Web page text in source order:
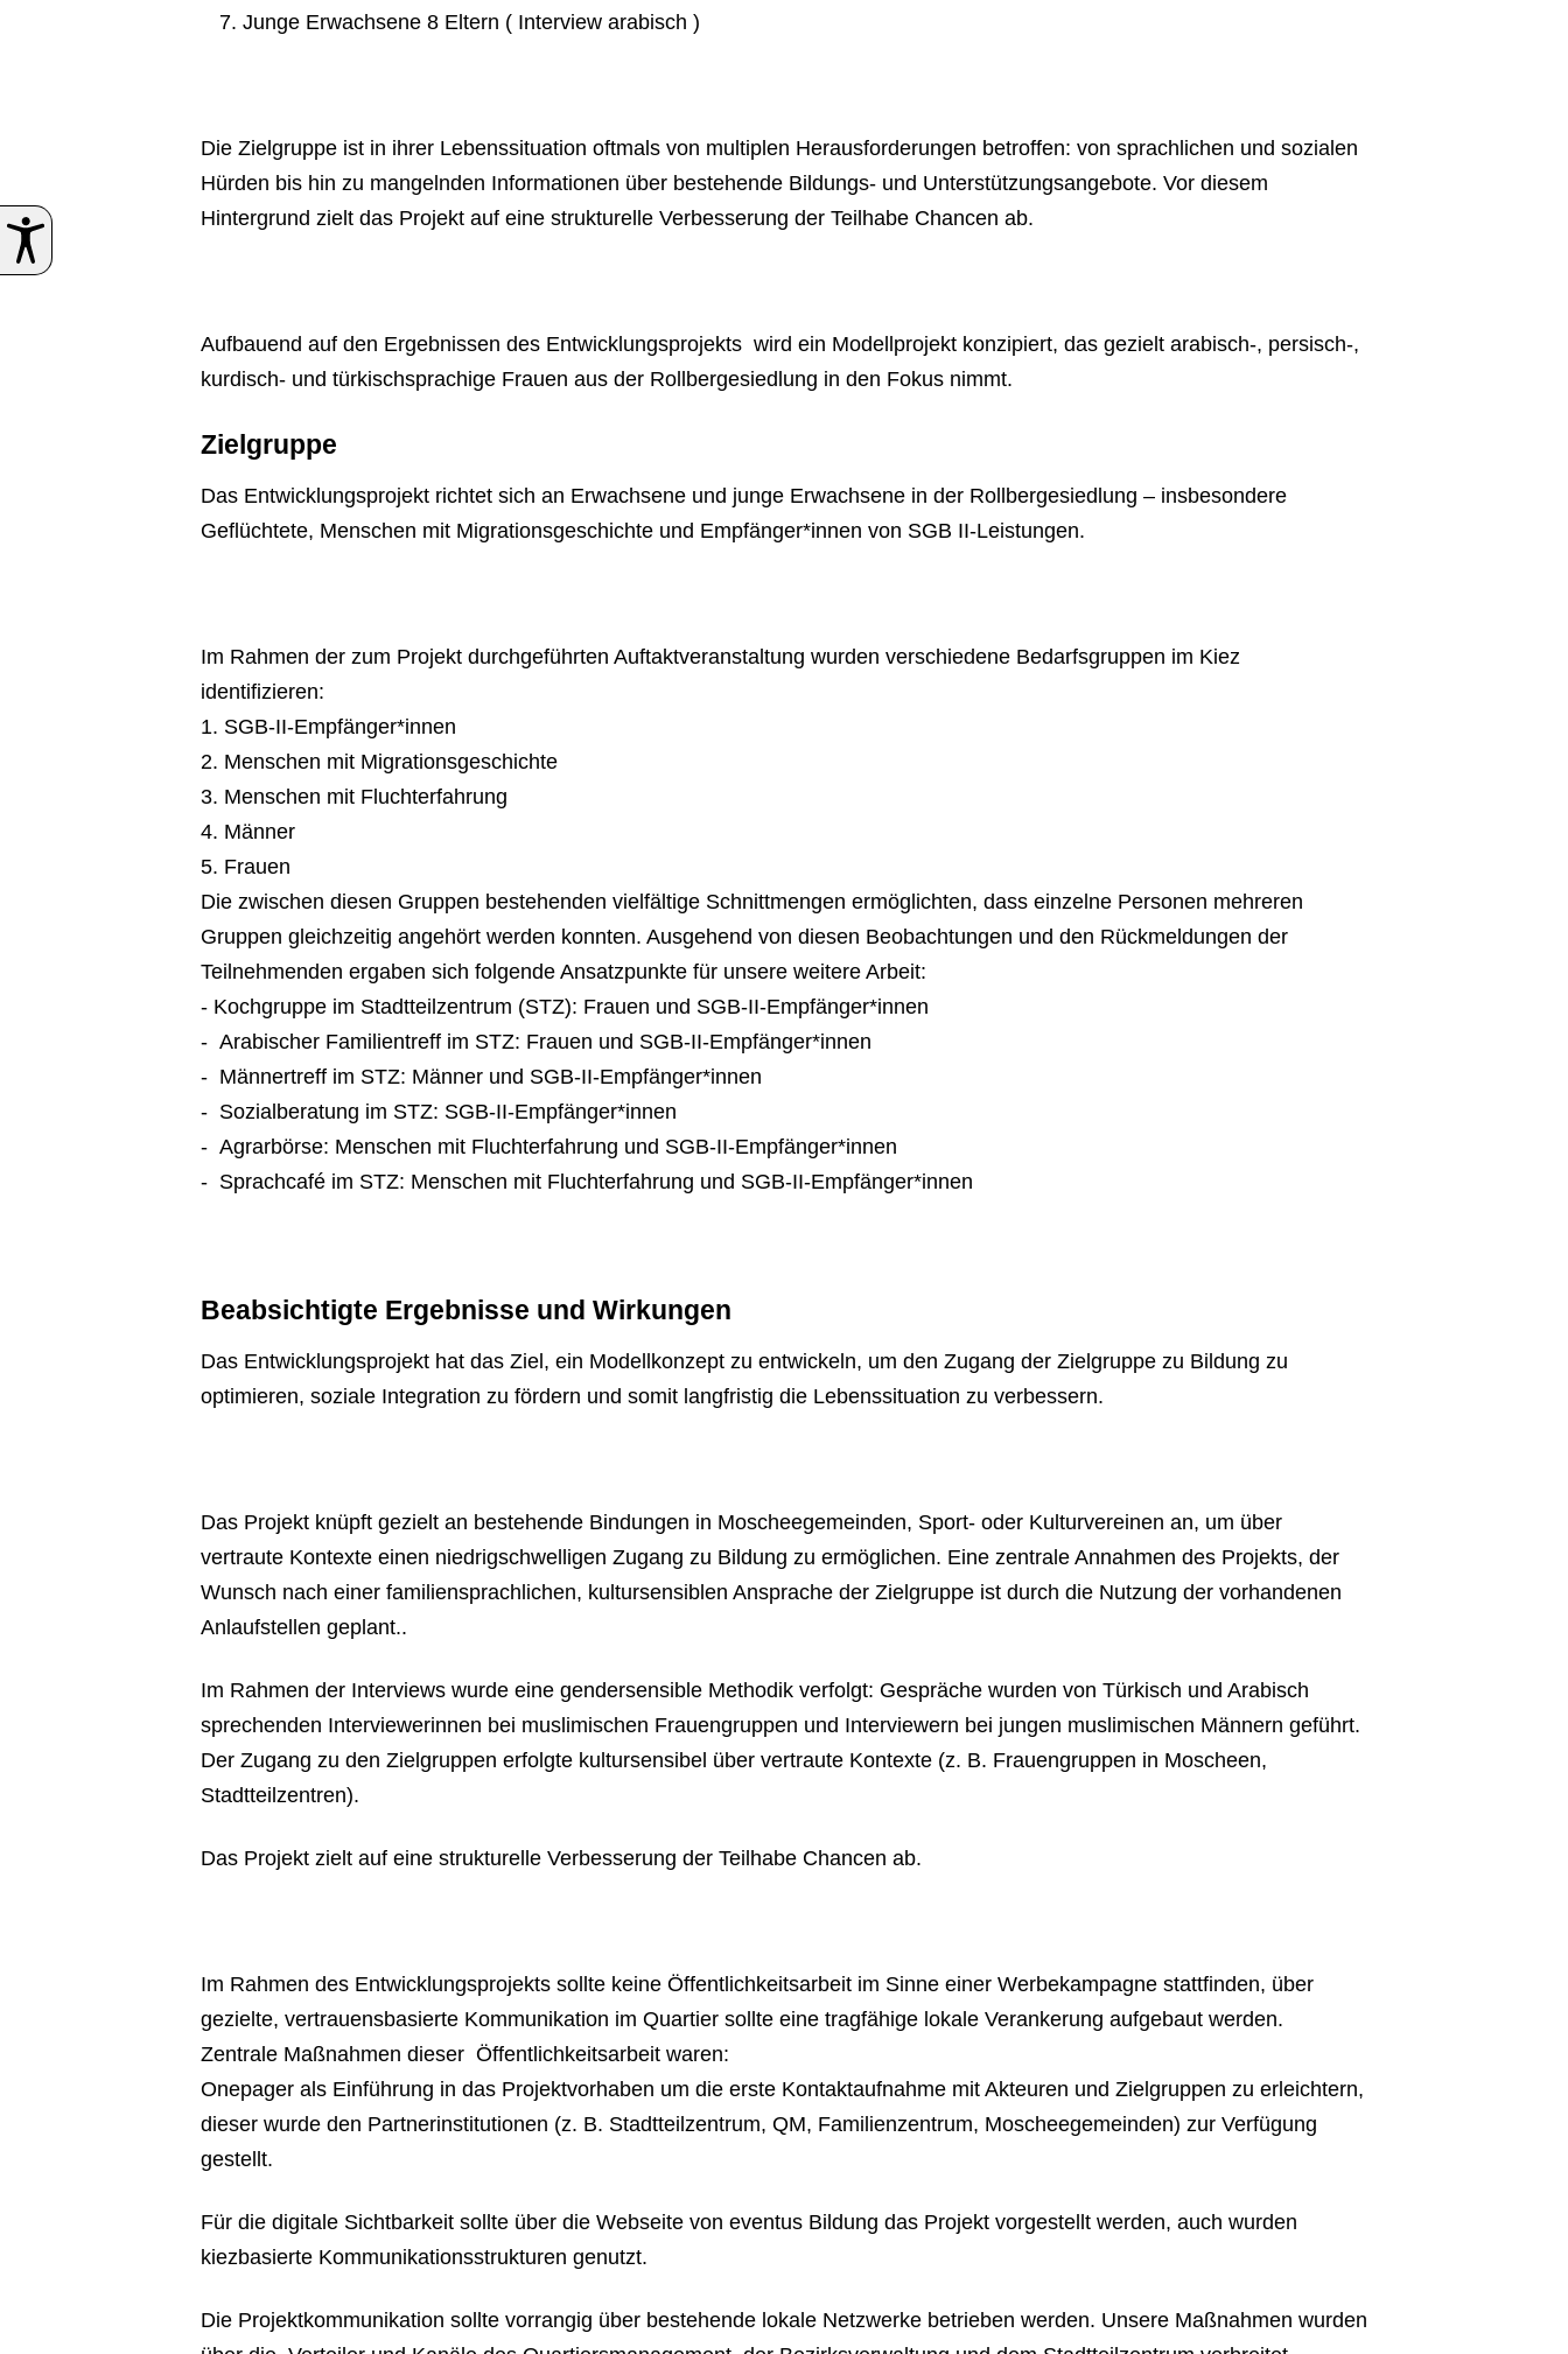
Junge Erwachsene 8 Eltern ( Interview arabisch )
Die Zielgruppe ist in ihrer Lebenssituation oftmals von multiplen Herausforderungen betroffen: von sprachlichen und sozialen
Hürden bis hin zu mangelnden Informationen über bestehende Bildungs- und Unterstützungsangebote. Vor diesem
Hintergrund zielt das Projekt auf eine strukturelle Verbesserung der Teilhabe Chancen ab.
Aufbauend auf den Ergebnissen des Entwicklungsprojekts wird ein Modellprojekt konzipiert, das gezielt arabisch-, persisch-,
kurdisch- und türkischsprachige Frauen aus der Rollbergesiedlung in den Fokus nimmt.
Zielgruppe
Das Entwicklungsprojekt richtet sich an Erwachsene und junge Erwachsene in der Rollbergesiedlung – insbesondere
Geflüchtete, Menschen mit Migrationsgeschichte und Empfänger*innen von SGB II-Leistungen.
Im Rahmen der zum Projekt durchgeführten Auftaktveranstaltung wurden verschiedene Bedarfsgruppen im Kiez
identifizieren:
1. SGB-II-Empfänger*innen
2. Menschen mit Migrationsgeschichte
3. Menschen mit Fluchterfahrung
4. Männer
5. Frauen
Die zwischen diesen Gruppen bestehenden vielfältige Schnittmengen ermöglichten, dass einzelne Personen mehreren
Gruppen gleichzeitig angehört werden konnten. Ausgehend von diesen Beobachtungen und den Rückmeldungen der
Teilnehmenden ergaben sich folgende Ansatzpunkte für unsere weitere Arbeit:
- Kochgruppe im Stadtteilzentrum (STZ): Frauen und SGB-II-Empfänger*innen
- Arabischer Familientreff im STZ: Frauen und SGB-II-Empfänger*innen
- Männertreff im STZ: Männer und SGB-II-Empfänger*innen
- Sozialberatung im STZ: SGB-II-Empfänger*innen
- Agrarbörse: Menschen mit Fluchterfahrung und SGB-II-Empfänger*innen
- Sprachcafé im STZ: Menschen mit Fluchterfahrung und SGB-II-Empfänger*innen
Beabsichtigte Ergebnisse und Wirkungen
Das Entwicklungsprojekt hat das Ziel, ein Modellkonzept zu entwickeln, um den Zugang der Zielgruppe zu Bildung zu
optimieren, soziale Integration zu fördern und somit langfristig die Lebenssituation zu verbessern.
Das Projekt knüpft gezielt an bestehende Bindungen in Moscheegemeinden, Sport- oder Kulturvereinen an, um über
vertraute Kontexte einen niedrigschwelligen Zugang zu Bildung zu ermöglichen. Eine zentrale Annahmen des Projekts, der
Wunsch nach einer familiensprachlichen, kultursensiblen Ansprache der Zielgruppe ist durch die Nutzung der vorhandenen
Anlaufstellen geplant..
Im Rahmen der Interviews wurde eine gendersensible Methodik verfolgt: Gespräche wurden von Türkisch und Arabisch
sprechenden Interviewerinnen bei muslimischen Frauengruppen und Interviewern bei jungen muslimischen Männern geführt.
Der Zugang zu den Zielgruppen erfolgte kultursensibel über vertraute Kontexte (z. B. Frauengruppen in Moscheen,
Stadtteilzentren).
Das Projekt zielt auf eine strukturelle Verbesserung der Teilhabe Chancen ab.
Im Rahmen des Entwicklungsprojekts sollte keine Öffentlichkeitsarbeit im Sinne einer Werbekampagne stattfinden, über
gezielte, vertrauensbasierte Kommunikation im Quartier sollte eine tragfähige lokale Verankerung aufgebaut werden.
Zentrale Maßnahmen dieser Öffentlichkeitsarbeit waren:
Onepager als Einführung in das Projektvorhaben um die erste Kontaktaufnahme mit Akteuren und Zielgruppen zu erleichtern,
dieser wurde den Partnerinstitutionen (z. B. Stadtteilzentrum, QM, Familienzentrum, Moscheegemeinden) zur Verfügung
gestellt.
Für die digitale Sichtbarkeit sollte über die Webseite von eventus Bildung das Projekt vorgestellt werden, auch wurden
kiezbasierte Kommunikationsstrukturen genutzt.
Die Projektkommunikation sollte vorrangig über bestehende lokale Netzwerke betrieben werden. Unsere Maßnahmen wurden